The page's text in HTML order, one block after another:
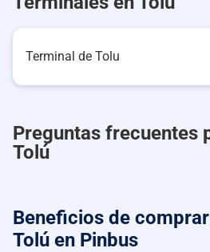
Terminal de Tolu
Preguntas frecuentes
Tolú
Beneficios de comprar
Tolú en Pinbus